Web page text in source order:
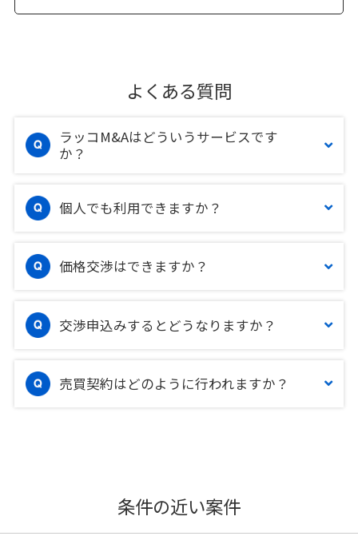
よくある質問
ラッコM&Aはどういうサービスです
か？
個人でも利用できますか？
価格交渉はできますか？
交渉申込みするとどうなりますか？
売買契約はどのように行われますか？
条件の近い案件